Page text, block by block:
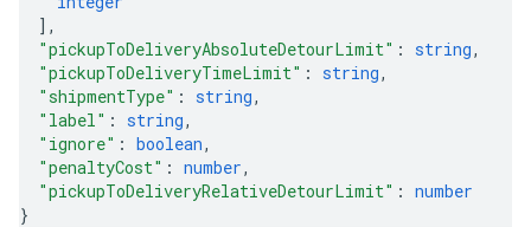
] ,
"pickupToDeliveryAbsoluteDetourLimit" : string,
"pickupToDeliveryTimeLimit" : string,
"shipmentType" : string,
"label" : string,
"ignore" : boolean,
"penaltyCost" : number,
"pickupToDeliveryRelativeDetourLimit" : number
}